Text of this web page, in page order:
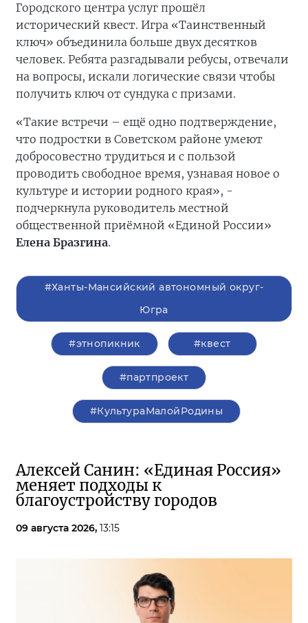
Городского центра услуг прошёл
исторический квест. Игра «Таинственный
ключ» объединила больше двух десятков
человек. Ребята разгадывали ребусы, отвечали
на вопросы, искали логические связи чтобы
получить ключ от сундука с призами.
«Такие встречи – ещё одно подтверждение,
что подростки в Советском районе умеют
добросовестно трудиться и с пользой
проводить свободное время, узнавая новое о
культуре и истории родного края», -
подчеркнула руководитель местной
общественной приёмной «Единой России»
Елена Бразгина.
#Ханты-Мансийский автономный округ-
Югра
#этнопикник #квест
#партпроект
#КультураМалойРодины
Алексей Санин: «Единая Россия»
меняет подходы к
благоустройству городов
09 августа 2026, 13:15